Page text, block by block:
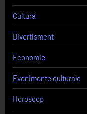
Cultură
Divertisment
Economie
Evenimente culturale
Horoscop